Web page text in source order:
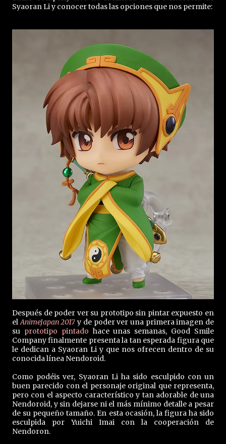
Syaoran Li y conocer todas las opciones que nos permite:
Después de poder ver su prototipo sin pintar expuesto en
elAnimeJapan 2017y de poder ver una primera imagen de
su prototipo pintado hace unas semanas, Good Smile
Company finalmente presenta la tan esperada figura que
le dedican a Syaoran Li y que nos ofrecen dentro de su
conocida línea Nendoroid.
Como podéis ver, Syaoran Li ha sido esculpido con un
buen parecido con el personaje original que representa,
pero con el aspecto característico y tan adorable de una
Nendoroid, y sin dejarse ni el más mínimo detalle a pesar
de su pequeño tamaño. En esta ocasión, la figura ha sido
esculpida por Yuichi Imai con la cooperación de
Nendoron.